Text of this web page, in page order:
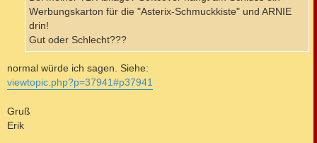
Werbungskarton für die "Asterix-Schmuckkiste" und ARNIE
drin!
Gut oder Schlecht???
normal würde ich sagen. Siehe:
viewtopic.php?p=37941#p37941
Gruß
Erik